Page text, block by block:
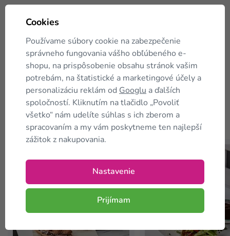
Zákazníci tiežkupujú
Cookies
Používame súbory cookie na zabezpečenie
správneho fungovania vášho obľúbeného e-
shopu, na prispôsobenie obsahu stránok vašim
potrebám, na štatistické a marketingové účely a
personalizáciu reklám od Googlu a ďalších
spoločností. Kliknutím na tlačidlo „Povoliť
všetko“ nám udelíte súhlas s ich zberom a
spracovaním a my vám poskytneme ten najlepší
zážitok z nakupovania.
Nastavenie
Prijímam